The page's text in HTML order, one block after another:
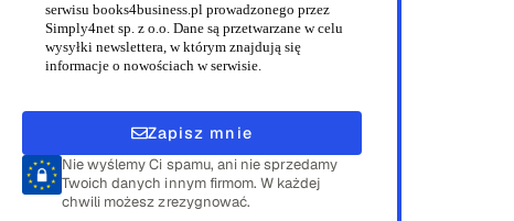
serwisu books4business.pl prowadzonego przez
Simply4net sp. z o.o. Dane są przetwarzane w celu
wysyłki newslettera, w którym znajdują się
informacje o nowościach w serwisie.
Zapisz mnie
Nie wyślemy Ci spamu, ani nie sprzedamy
Twoich danych innym firmom. W każdej
chwili możesz zrezygnować.